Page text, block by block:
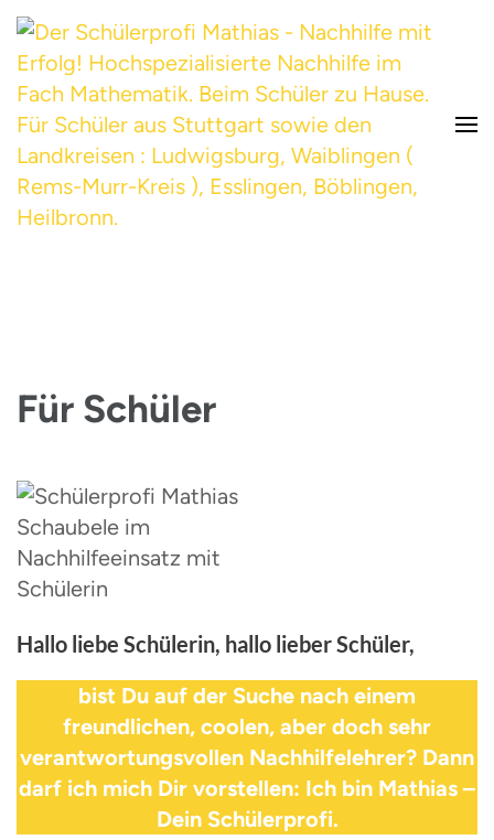
Für Schüler
Hallo liebe Schülerin, hallo lieber Schüler,
bist Du auf der Suche nach einem
freundlichen, coolen, aber doch sehr
verantwortungsvollen Nachhilfelehrer? Dann
darf ich mich Dir vorstellen: Ich bin Mathias –
Dein Schülerprofi.